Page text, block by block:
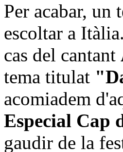
Per acabar, un
escoltar a
cas del cantant
tema titulat
acomiadem
Especial Cap
gaudir de la